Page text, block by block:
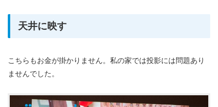
天井に映す
こちらもお金が掛かりません。私の家では投影には問題あり
ませんでした。